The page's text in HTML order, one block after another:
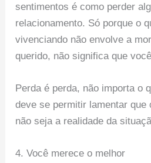
sentimentos é como perder
relacionamento. Só porque o
vivenciando não envolve a
querido, não significa que
Perda é perda, não importa o
deve se permitir lamentar que
não seja a realidade da
4. Você merece o melhor